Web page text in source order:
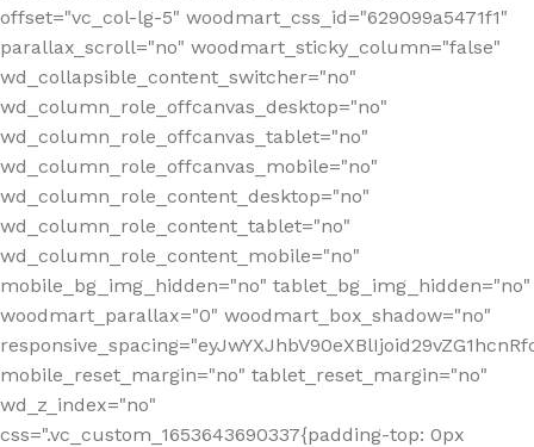
offset="vc_col-lg-5" woodmart_css_id="629099a5471f1"
parallax_scroll="no" woodmart_sticky_column="false"
wd_collapsible_content_switcher="no"
wd_column_role_offcanvas_desktop="no"
wd_column_role_offcanvas_tablet="no"
wd_column_role_offcanvas_mobile="no"
wd_column_role_content_desktop="no"
wd_column_role_content_tablet="no"
wd_column_role_content_mobile="no"
mobile_bg_img_hidden="no" tablet_bg_img_hidden="no"
woodmart_parallax="0" woodmart_box_shadow="no"
mobile_reset_margin="no" tablet_reset_margin="no"
wd_z_index="no"
css=".vc_custom_1653643690337{padding-top: 0px